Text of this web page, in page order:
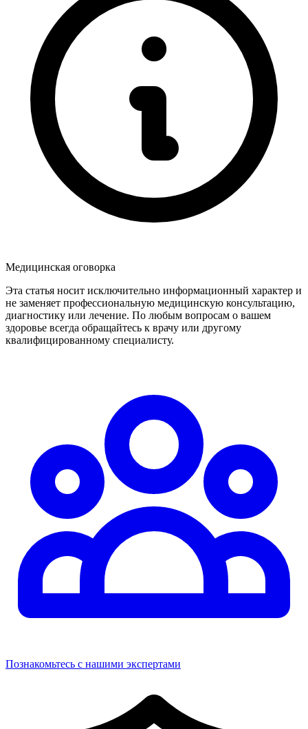
Медицинская оговорка
Эта статья носит исключительно информационный характер и
не заменяет профессиональную медицинскую консультацию,
диагностику или лечение. По любым вопросам о вашем
здоровье всегда обращайтесь к врачу или другому
квалифицированному специалисту.
Познакомьтесь с нашими экспертами